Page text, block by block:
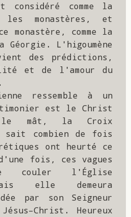
considéré comme la
monastères, et
monastère, comme la
L'higoumène
des prédictions,
et de l'amour du
ressemble à un
est le Christ
le mât, la Croix
combien de fois
ont heurté ce
fois, ces vagues
couler l'Église
elle demeura
par son Seigneur
Heureux